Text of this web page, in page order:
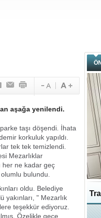
aşağa yenilendi.
taşı döşendi. İhata
korkuluk yapıldı.
tek tek temizlendi.
Mezarlıklar
her ne kadar geç
bulundu.
oldu. Belediye
yakınları, " Mezarlık
teşekkür ediyoruz.
Özelikle gece